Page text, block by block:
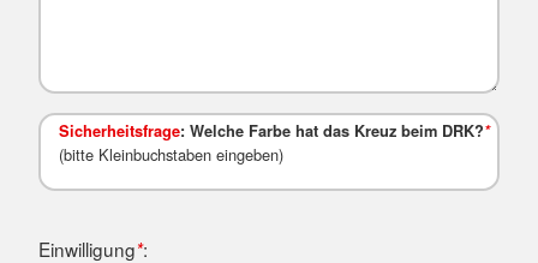
Sicherheitsfrage: Welche Farbe hat das Kreuz beim DRK?*
(bitte Kleinbuchstaben eingeben)
Einwilligung*: